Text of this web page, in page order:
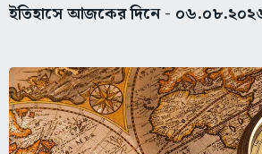
ইতিহাসে আজকের দিনে -